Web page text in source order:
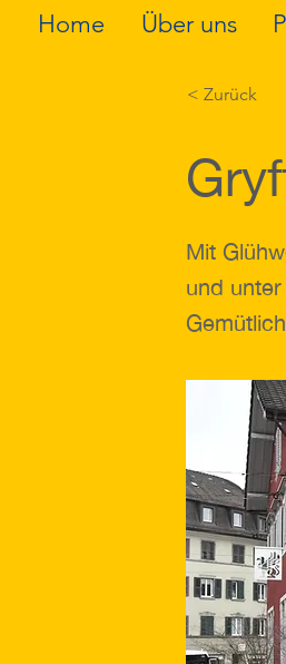
Home Über uns
< Zurück
Mit
und